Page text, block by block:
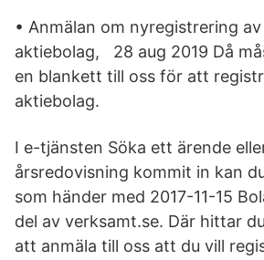
• Anmälan om nyregistrering
aktiebolag, 28 aug 2019 Då
en blankett till oss för att
aktiebolag.
I e-tjänsten Söka ett ärende
årsredovisning kommit in kan
som händer med 2017-11-15
del av verksamt.se. Där hittar
att anmäla till oss att du vill